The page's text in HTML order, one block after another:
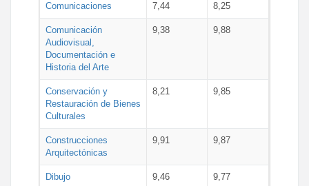
Comunicaciones 7,44 8,25
Comunicación
Audiovisual,
Documentación e
Historia del Arte
9,38 9,88
Conservación y
Restauración de Bienes
Culturales
8,21 9,85
Construcciones
Arquitectónicas
9,91 9,87
Dibujo 9,46 9,77